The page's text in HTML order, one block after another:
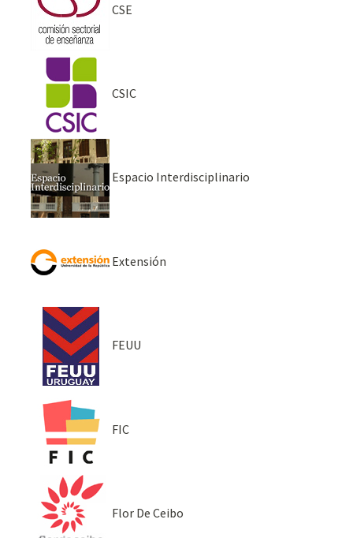
CSE
CSIC
Espacio Interdisciplinario
Extensión
FEUU
FIC
Flor De Ceibo